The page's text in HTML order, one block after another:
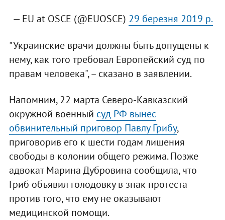
— EU at OSCE (@EUOSCE) 29 березня 2019 р.
"Украинские врачи должны быть допущены к
нему, как того требовал Европейский суд по
правам человека", – сказано в заявлении.
Напомним, 22 марта Северо-Кавказский
окружной военный суд РФ вынес
обвинительный приговор Павлу Грибу,
приговорив его к шести годам лишения
свободы в колонии общего режима. Позже
адвокат Марина Дубровина сообщила, что
Гриб объявил голодовку в знак протеста
против того, что ему не оказывают
медицинской помощи.